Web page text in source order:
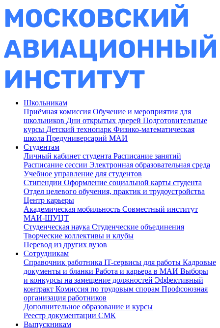
Школьникам
Приёмная комиссия Обучение и мероприятия для
школьников Дни открытых дверей Подготовительные
курсы Детский технопарк Физико-математическая
школа Предуниверсарий МАИ
Студентам
Личный кабинет студента Расписание занятий
Расписание сессии Электронная образовательная среда
Учебное управление для студентов
Стипендии Оформление социальной карты студента
Отдел целевого обучения, практик и трудоустройства
Центр карьеры
Академическая мобильность Совместный институт
МАИ-ШУЦТ
Студенческая наука Студенческие объединения
Творческие коллективы и клубы
Перевод из других вузов
Сотрудникам
Cправочник работника IT-сервисы для работы Кадровые
документы и бланки Работа и карьера в МАИ Выборы
и конкурсы на замещение должностей Эффективный
контракт Комиссия по трудовым спорам Профсоюзная
организация работников
Дополнительное образование и курсы
Реестр документации СМК
Выпускникам